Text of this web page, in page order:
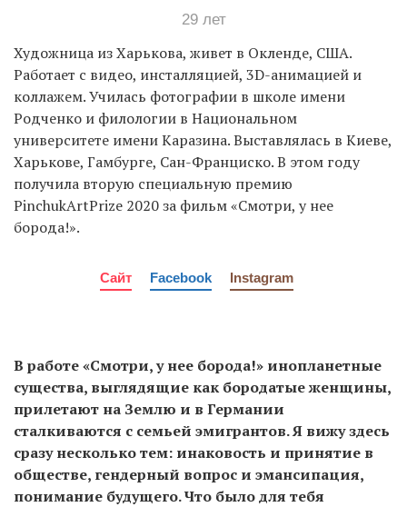
29 лет
Художница из Харькова, живет в Окленде, США.
Работает с видео, инсталляцией, 3D-анимацией и
коллажем. Училась фотографии в школе имени
Родченко и филологии в Национальном
университете имени Каразина. Выставлялась в Киеве,
Харькове, Гамбурге, Сан-Франциско. В этом году
получила вторую специальную премию
PinchukArtPrize 2020 за фильм «Смотри, у нее
борода!».
Сайт Facebook Instagram
В работе «Смотри, у нее борода!» инопланетные
существа, выглядящие как бородатые женщины,
прилетают на Землю и в Германии
сталкиваются с семьей эмигрантов. Я вижу здесь
сразу несколько тем: инаковость и принятие в
обществе, гендерный вопрос и эмансипация,
понимание будущего. Что было для тебя